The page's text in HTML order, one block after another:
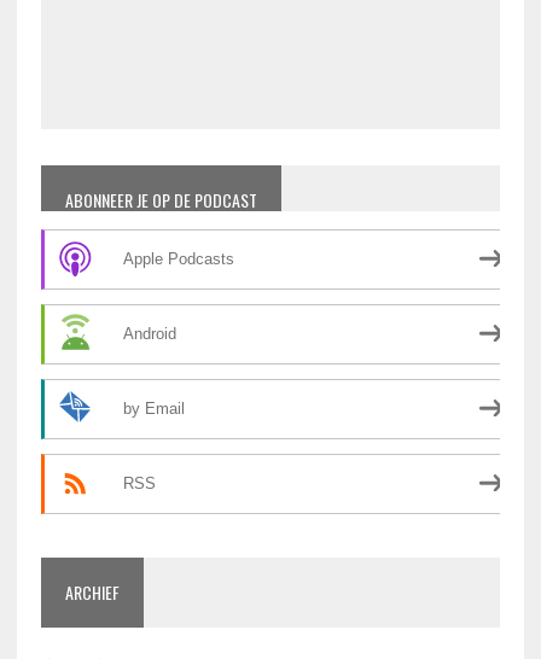
ABONNEER JE OP DE PODCAST
Apple Podcasts
Android
by Email
RSS
ARCHIEF